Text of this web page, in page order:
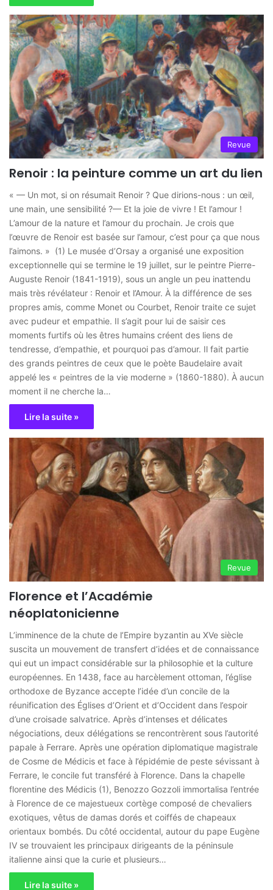
Revue
Renoir : la peinture comme un art du lien
« — Un mot, si on résumait Renoir ? Que dirions-nous : un œil,
une main, une sensibilité ?— Et la joie de vivre ! Et l’amour !
L’amour de la nature et l’amour du prochain. Je crois que
l’œuvre de Renoir est basée sur l’amour, c’est pour ça que nous
l’aimons. » (1) Le musée d’Orsay a organisé une exposition
exceptionnelle qui se termine le 19 juillet, sur le peintre Pierre-
Auguste Renoir (1841-1919), sous un angle un peu inattendu
mais très révélateur : Renoir et l’Amour. À la différence de ses
propres amis, comme Monet ou Courbet, Renoir traite ce sujet
avec pudeur et empathie. Il s’agit pour lui de saisir ces
moments furtifs où les êtres humains créent des liens de
tendresse, d’empathie, et pourquoi pas d’amour. Il fait partie
des grands peintres de ceux que le poète Baudelaire avait
appelé les « peintres de la vie moderne » (1860-1880). À aucun
moment il ne cherche la…
Lire la suite »
Revue
Florence et l’Académie
néoplatonicienne
L’imminence de la chute de l’Empire byzantin au XVe siècle
suscita un mouvement de transfert d’idées et de connaissance
qui eut un impact considérable sur la philosophie et la culture
européennes. En 1438, face au harcèlement ottoman, l’église
orthodoxe de Byzance accepte l’idée d’un concile de la
réunification des Églises d’Orient et d’Occident dans l’espoir
d’une croisade salvatrice. Après d’intenses et délicates
négociations, deux délégations se rencontrèrent sous l’autorité
papale à Ferrare. Après une opération diplomatique magistrale
de Cosme de Médicis et face à l’épidémie de peste sévissant à
Ferrare, le concile fut transféré à Florence. Dans la chapelle
florentine des Médicis (1), Benozzo Gozzoli immortalisa l’entrée
à Florence de ce majestueux cortège composé de chevaliers
exotiques, vêtus de damas dorés et coiffés de chapeaux
orientaux bombés. Du côté occidental, autour du pape Eugène
IV se trouvaient les principaux dirigeants de la péninsule
italienne ainsi que la curie et plusieurs…
Lire la suite »